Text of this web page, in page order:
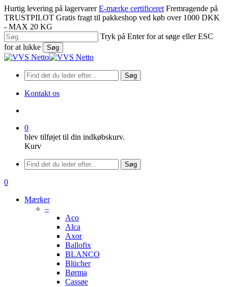
Spring
til
hovedindhold
Hurtig levering på lagervarer E-mærke certificeret Fremragende på
TRUSTPILOT Gratis fragt til pakkeshop ved køb over 1000 DKK
- MAX 20 KG
Tryk på Enter for at søge eller ESC
for at lukke
Søg
Luk
Søg
Kontakt os
0
blev tilføjet til din indkøbskurv.
Kurv
Menu
Søg
søge
0
Mærker
–
Aco
Alca
Axor
Ballofix
BLANCO
Blücher
Børma
Cassøe